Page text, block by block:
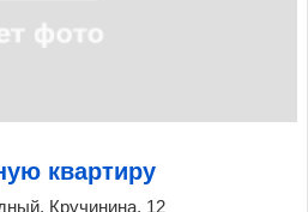
квартиру
Кручинина, 12